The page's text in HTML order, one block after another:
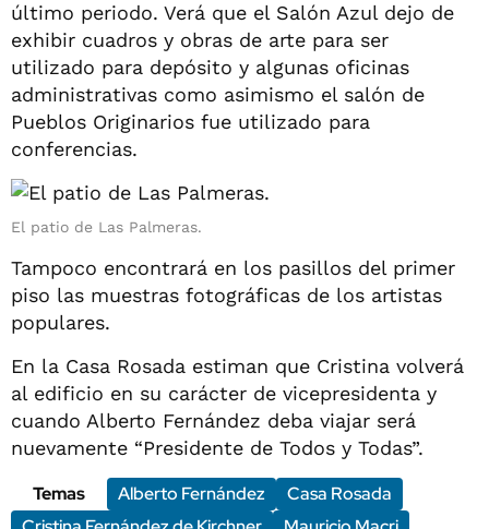
último periodo. Verá que el Salón Azul dejo de
exhibir cuadros y obras de arte para ser
utilizado para depósito y algunas oficinas
administrativas como asimismo el salón de
Pueblos Originarios fue utilizado para
conferencias.
El patio de Las Palmeras.
Tampoco encontrará en los pasillos del primer
piso las muestras fotográficas de los artistas
populares.
En la Casa Rosada estiman que Cristina volverá
al edificio en su carácter de vicepresidenta y
cuando Alberto Fernández deba viajar será
nuevamente “Presidente de Todos y Todas”.
Temas
Alberto Fernández
Casa Rosada